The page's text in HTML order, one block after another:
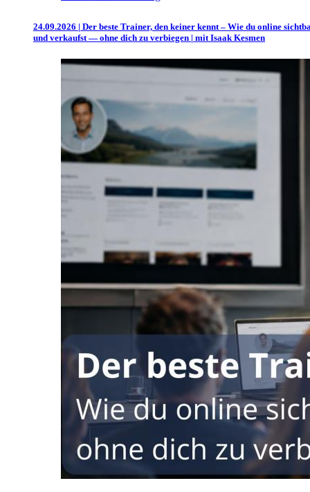
24.09.2026 | Der beste Trainer, den keiner kennt – Wie du online
und verkaufst — ohne dich zu verbiegen | mit Isaak Kesmen